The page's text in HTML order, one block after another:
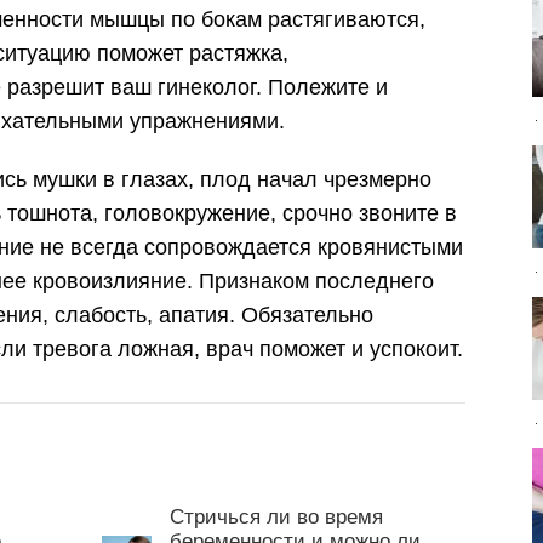
мышцы по бокам растягиваются,
поможет растяжка,
ваш гинеколог. Полежите и
упражнениями.
мушки в глазах, плод начал чрезмерно
головокружение, срочно звоните в
не всегда сопровождается кровянистыми
кровоизлияние. Признаком последнего
слабость, апатия. Обязательно
тревога ложная, врач поможет и успокоит.
Стричься ли во время